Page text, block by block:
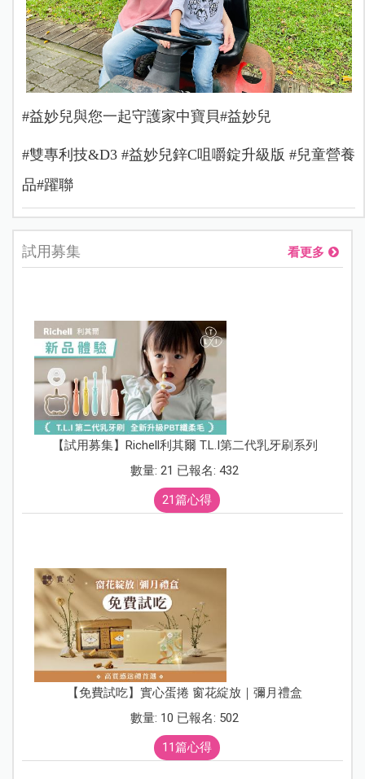
#益妙兒與您一起守護家中寶貝️#益妙兒
#雙專利技&D3 #益妙兒鋅C咀嚼錠升級版 #兒童營養
品#躍聯
試用募集 看更多
【試用募集】Richell利其爾 T.L.I第二代乳牙刷系列
數量: 21 已報名: 432
21篇心得
【免費試吃】實心蛋捲 窗花綻放｜彌月禮盒
數量: 10 已報名: 502
11篇心得